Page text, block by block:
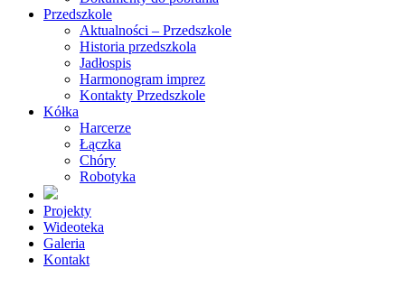
Przedszkole
Aktualności – Przedszkole
Historia przedszkola
Jadłospis
Harmonogram imprez
Kontakty Przedszkole
Kółka
Harcerze
Łączka
Chóry
Robotyka
Projekty
Wideoteka
Galeria
Kontakt